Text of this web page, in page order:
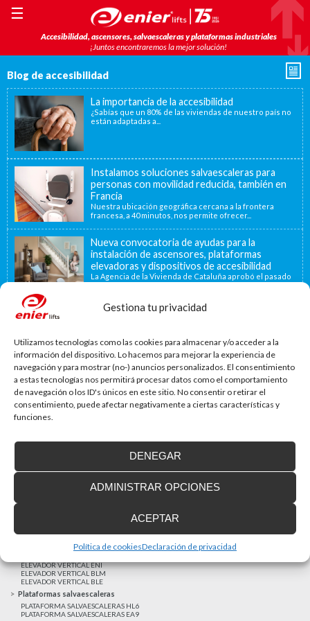
Gestiona tu privacidad
Utilizamos tecnologías como las cookies para almacenar y/o acceder a la
información del dispositivo. Lo hacemos para mejorar la experiencia de
navegación y para mostrar (no-) anuncios personalizados. El consentimiento
a estas tecnologías nos permitirá procesar datos como el comportamiento
de navegación o los ID's únicos en este sitio. No consentir o retirar el
consentimiento, puede afectar negativamente a ciertas características y
funciones.
ACEPTAR
DENEGAR
ADMINISTRAR OPCIONES
Política de cookiesDeclaración de privacidad
Accesibilidad, ascensores, salvaescaleras y plataformas industriales
¡Juntos encontraremos la mejor solución!
☰
Blog de accesibilidad
La importancia de la accesibilidad
¿Sabías que un 80% de las viviendas de nuestro país no
están adaptadas a...
Instalamos soluciones salvaescaleras para
personas con movilidad reducida, también en
Francia
Nuestra ubicación geográfica cercana a la frontera
francesa, a 40 minutos, nos permite ofrecer...
Nueva convocatoria de ayudas para la
instalación de ascensores, plataformas
elevadoras y dispositivos de accesibilidad
La Agencia de la Vivienda de Cataluña aprobó el pasado
15 de noviembre de...
La accesibilidad universal es una prioridad
MAS NOTICIAS
Elevadores verticales
ELEVADOR VERTICAL ENI
ELEVADOR VERTICAL BLM
ELEVADOR VERTICAL BLE
Plataformas salvaescaleras
PLATAFORMA SALVAESCALERAS HL6
PLATAFORMA SALVAESCALERAS EA9